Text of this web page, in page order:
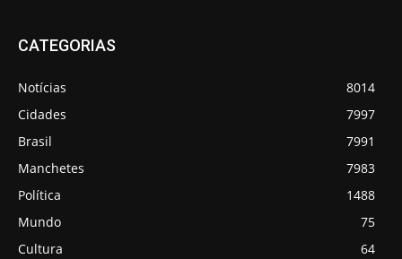
CATEGORIAS
Notícias
8014
Cidades
7997
Brasil
7991
Manchetes
7983
Política
1488
Mundo
75
Cultura
64